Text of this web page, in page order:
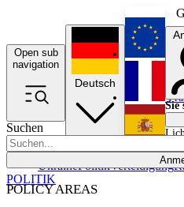
Open sub
navigation
Suchen
POLICY AREAS
UkrainePolitikVerteidigung
Deutsch
Sie
POLITIK